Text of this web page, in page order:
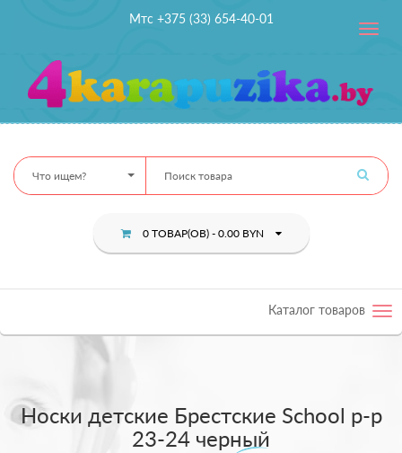
Мтс +375 (33) 654-40-01
Toggle
Что ищем?
0 ТОВАР(ОВ) - 0.00 BYN
Каталог товаров
Носки детские Брестские School р-р
23-24 черный